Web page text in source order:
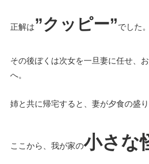
正解は”クッピー”でした
その後ぼくは次女を一旦妻に任せ、
へ。
姉と共に帰宅すると、妻が夕食の盛り
ここから、我が家の小さな